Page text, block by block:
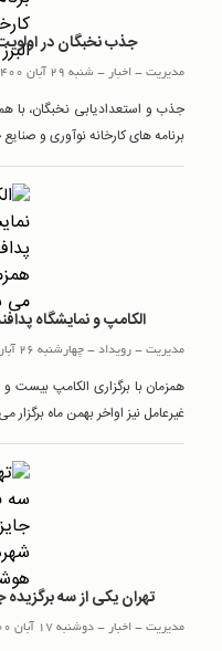
جذب نخبگان در اولویت
مدیریت-اخبار - شنبه 29 آبان 1400
جذب و استعدادیابی نخبگان، با
برنامه های کارخانه نوآوری و صنایع
الکامپ و نمایشگاه
مدیریت-رويداد-چهارشنبه 26 آبان 1400
همزمان با برگزاری الکامپ بیست
غیرعامل نیز اواخر بهمن ماه برگزار
تهران یکی از سه برگزیده
مدیریت-اخبار -دوشنبه 17 آبان 1400